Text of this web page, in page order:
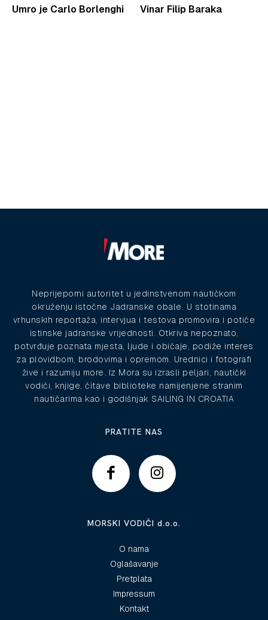
Umro je Carlo Borlenghi Vinar Filip Baraka
Neprijeporni autoritet u jedinstvenom nautičkom
okruženju istočne Jadranske obale. U stotinama
vrhunskih reportaža, intervjua i testova promovira i potiče
istinske jadranske vrijednosti. Otkriva nepoznato,
potvrđuje poznata mjesta, ljude i običaje, podiže interes
za plovidbom, brodovima i opremom. Urednici i fotografi
žive i razumiju more. Iz Mora su izrasli peljari, nautički
vodiči, knjige, čitave biblioteke namijenjene stranim
nautičarima kao i godišnjak SAILING IN CROATIA
PRATITE NAS
MORSKI VODIČI d.o.o.
O nama
Oglašavanje
Pretplata
Impressum
Kontakt